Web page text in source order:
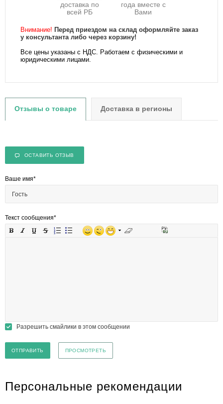
доставка по
всей РБ
года вместе с
Вами
Внимание! Перед приездом на склад оформляйте заказ
у консультанта либо через корзину!
Все цены указаны с НДС. Работаем с физическими и
юридическими лицами.
Отзывы о товаре Доставка в регионы
ОСТАВИТЬ ОТЗЫВ
Ваше имя*
Текст сообщения*
Разрешить смайлики в этом сообщении
Персональные рекомендации